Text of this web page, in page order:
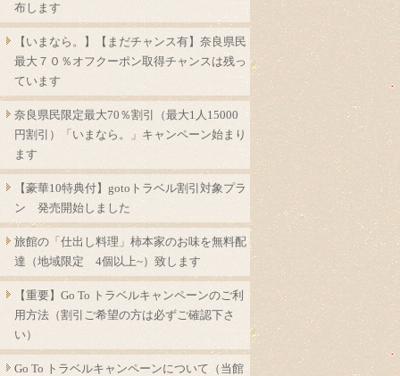
布します
【いまなら。】【まだチャンス有】奈良県民
最大７０％オフクーポン取得チャンスは残っ
ています
奈良県民限定最大70％割引（最大1人15000
円割引）「いまなら。」キャンペーン始まり
ます
【豪華10特典付】gotoトラベル割引対象プラ
ン 発売開始しました
旅館の「仕出し料理」柿本家のお味を無料配
達（地域限定 4個以上~）致します
【重要】Go To トラベルキャンペーンのご利
用方法（割引ご希望の方は必ずご確認下さ
い）
Go To トラベルキャンペーンについて（当館